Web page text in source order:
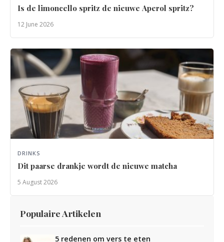
Is de limoncello spritz de nieuwe Aperol spritz?
12 June 2026
DRINKS
Dit paarse drankje wordt de nieuwe matcha
5 August 2026
Populaire Artikelen
5 redenen om vers te eten